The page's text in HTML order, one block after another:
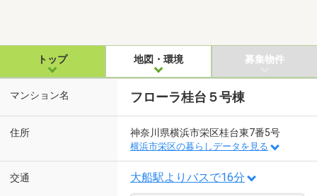
トップ 地図・環境 募集物件
マンション名 フローラ桂台５号棟
住所 神奈川県横浜市栄区桂台東7番5号
横浜市栄区の暮らしデータを見る
交通 大船駅よりバスで16分